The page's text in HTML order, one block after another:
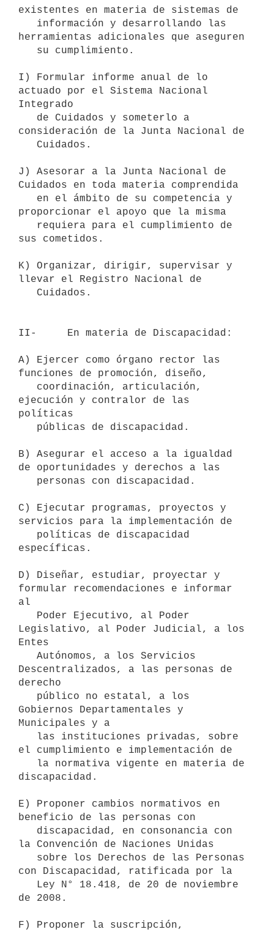
existentes en materia de sistemas de
herramientas adicionales que aseguren
I) Formular informe anual de lo
actuado por el Sistema Nacional
Integrado
consideración de la Junta Nacional de
J) Asesorar a la Junta Nacional de
Cuidados en toda materia comprendida
proporcionar el apoyo que la misma
sus cometidos.
K) Organizar, dirigir, supervisar y
llevar el Registro Nacional de
II-     En materia de Discapacidad:
A) Ejercer como órgano rector las
funciones de promoción, diseño,
ejecución y contralor de las
políticas
B) Asegurar el acceso a la igualdad
de oportunidades y derechos a las
C) Ejecutar programas, proyectos y
servicios para la implementación de
específicas.
D) Diseñar, estudiar, proyectar y
formular recomendaciones e informar
al
Legislativo, al Poder Judicial, a los
Entes
Descentralizados, a las personas de
derecho
Gobiernos Departamentales y
Municipales y a
el cumplimiento e implementación de
discapacidad.
E) Proponer cambios normativos en
beneficio de las personas con
la Convención de Naciones Unidas
con Discapacidad, ratificada por la
de 2008.
F) Proponer la suscripción,